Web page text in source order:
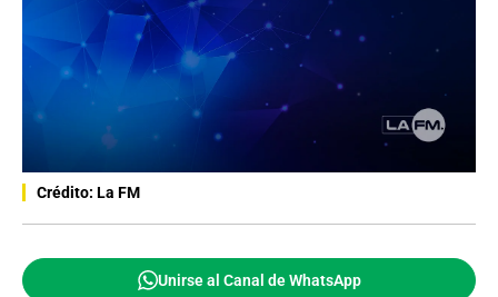
Crédito: La FM
Unirse al Canal de WhatsApp